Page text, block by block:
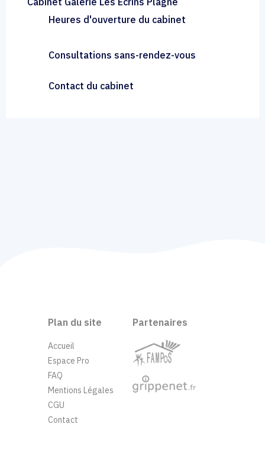
Heures d'ouverture du cabinet
Consultations sans-rendez-vous
Contact du cabinet
Plan du site
Accueil
Espace Pro
FAQ
Mentions Légales
CGU
Contact
Partenaires